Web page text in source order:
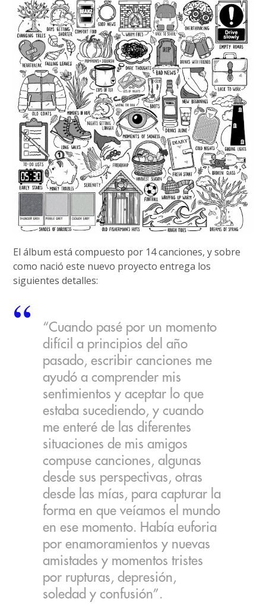
El álbum está compuesto por 14 canciones, y sobre
como nació este nuevo proyecto entrega los
siguientes detalles:
“Cuando pasé por un momento
difícil a principios del año
pasado, escribir canciones me
ayudó a comprender mis
sentimientos y aceptar lo que
estaba sucediendo, y cuando
me enteré de las diferentes
situaciones de mis amigos
compuse canciones, algunas
desde sus perspectivas, otras
desde las mías, para capturar la
forma en que veíamos el mundo
en ese momento. Había euforia
por enamoramientos y nuevas
amistades y momentos tristes
por rupturas, depresión,
soledad y confusión”.